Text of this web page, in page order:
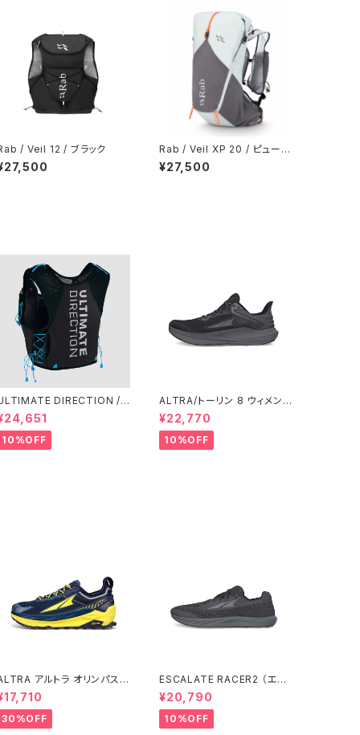
/ Veil 12 / ブラック
Rab / Veil XP 20 / ピュータ
ー/グラフェン
¥27,500
DIRECTION /
ルティメット ディレクション
VEST（エクソドス
ベスト）メンズ / ONYX
10%OFF
ALTRA/トーリン 8 ウィメン
ズ Black/Black
¥22,770
10%OFF
アルトラ オリンパス 5
ンズ Navy
30%OFF
ESCALATE RACER2 （エス
カランテ レーサー２）ウィメン
ズ Black/Black
¥20,790
10%OFF